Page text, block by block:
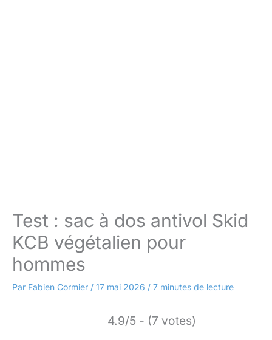
Test : sac à dos antivol Skid
KCB végétalien pour
hommes
Par Fabien Cormier / 17 mai 2026 / 7 minutes de lecture
4.9/5 - (7 votes)